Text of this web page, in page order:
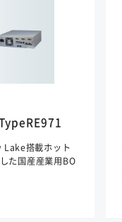
搭載ホット
た国産産業用BO